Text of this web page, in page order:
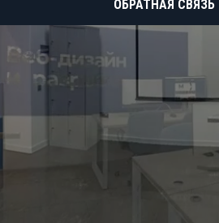
ОБРАТНАЯ СВЯЗЬ